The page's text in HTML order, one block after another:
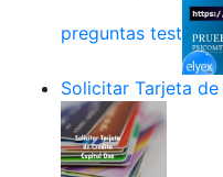
preguntas test
Solicitar Tarjeta